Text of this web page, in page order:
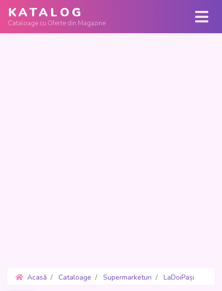
KATALOG
Cataloage cu Oferte din Magazine
Acasă Cataloage Supermarketuri
LaDoiPași